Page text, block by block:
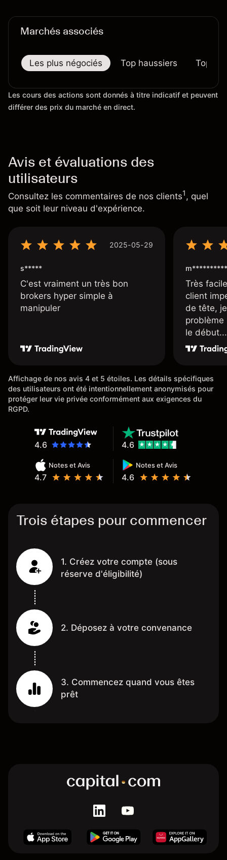
Marchés associés
Les plus négociés Top haussiers Top
Les cours des actions sont donnés à titre indicatif et peuvent
différer des prix du marché en direct.
Avis et évaluations des
utilisateurs
Consultez les commentaires de nos clients1, quel
que soit leur niveau d'expérience.
2025-05-29
s*****
C'est vraiment un très bon
brokers hyper simple à
manipuler
m**********
Très
client
de tête,
problème
le début...
Affichage de nos avis 4 et 5 étoiles. Les détails spécifiques
des utilisateurs ont été intentionnellement anonymisés pour
protéger leur vie privée conformément aux exigences du
RGPD.
4.6
Notes et Avis
4.7
Notes et Avis
4.6
4.6
Trois étapes pour commencer
1. Créez votre compte (sous
réserve d'éligibilité)
2. Déposez à votre convenance
3. Commencez quand vous êtes
prêt